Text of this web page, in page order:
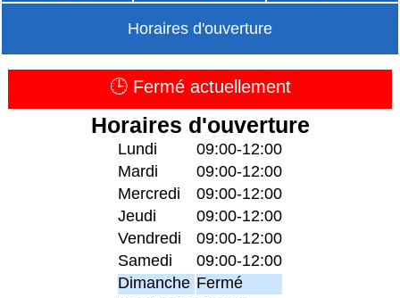
Horaires d'ouverture
🕒 Fermé actuellement
Horaires d'ouverture
Lundi
09:00-12:00
Mardi
09:00-12:00
Mercredi
09:00-12:00
Jeudi
09:00-12:00
Vendredi
09:00-12:00
Samedi
09:00-12:00
Dimanche Fermé